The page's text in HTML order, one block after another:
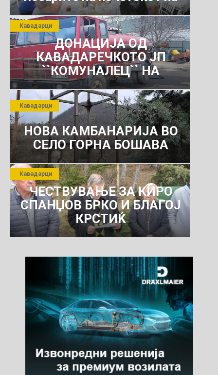
јули 2026 г.
ДОНАЦИЈА ОД
КАВАДАРЕЧКОТО ЈП
``КОМУНАЛЕЦ`` НА
РОСОМАНСКОТО ЈАВНО
ПРЕТПРИЈАТИЕ ЗА
КОМУНАЛНО УСЛУГИ
Кавадарци
НОВА КАМБАНАРИЈА ВО
СЕЛО ГОРНА БОШАВА
Кавадарци
ЧЕСТВУВАЊЕ ЗА КИРО
СПАНЏОВ БРКО И БЛАГОЈ
КРСТИЌ
Кавадарци